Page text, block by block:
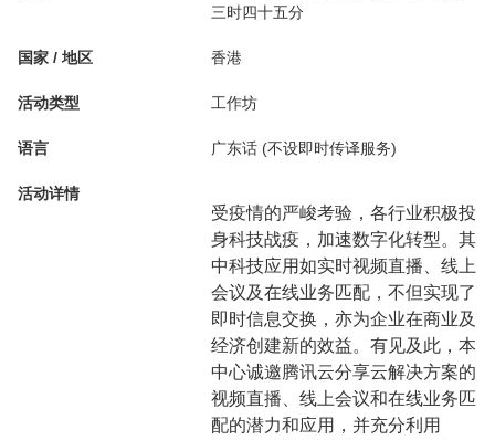
三时四十五分
国家 / 地区 香港
活动类型 工作坊
语言 广东话 (不设即时传译服务)
活动详情
受疫情的严峻考验，各行业积极投
身科技战疫，加速数字化转型。其
中科技应用如实时视频直播、线上
会议及在线业务匹配，不但实现了
即时信息交换，亦为企业在商业及
经济创建新的效益。有见及此，本
中心诚邀腾讯云分享云解决方案的
视频直播、线上会议和在线业务匹
配的潜力和应用，并充分利用